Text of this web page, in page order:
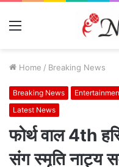
Menu
Home / Breaking News
Breaking News
Latest News
फोर्थ वाल 4th
संग स्मृति नाट्य